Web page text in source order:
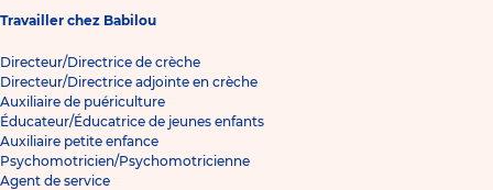
Travailler chez Babilou
Directeur/Directrice de crèche
Directeur/Directrice adjointe en crèche
Auxiliaire de puériculture
Éducateur/Éducatrice de jeunes enfants
Auxiliaire petite enfance
Psychomotricien/Psychomotricienne
Agent de service